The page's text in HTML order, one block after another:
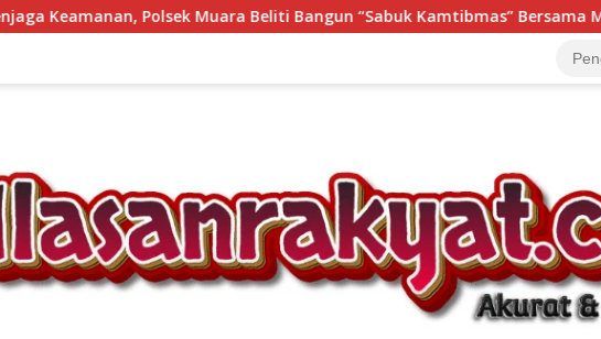
Muara Beliti Bangun “Sabuk Kamtibmas” Bersama Masyarakat